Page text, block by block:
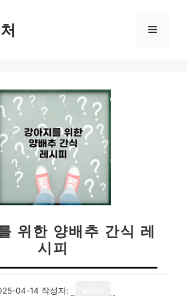
메
위한 양배추 간식 레
시피
04-14 작성자: